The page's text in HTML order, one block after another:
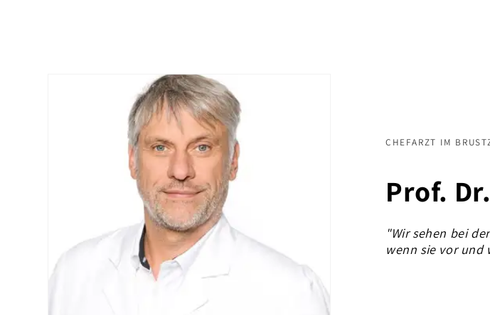
CHEFARZT IM
Prof.
"Wir sehen bei
wenn sie vor und